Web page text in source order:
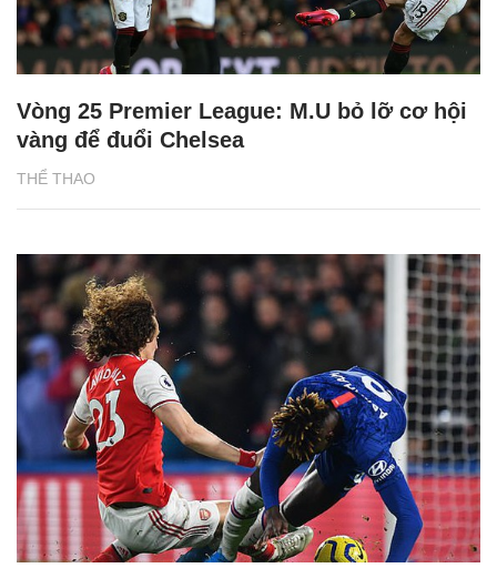
THỂ THAO
Vòng 25 Premier League: M.U bỏ lỡ cơ hội
vàng để đuổi Chelsea